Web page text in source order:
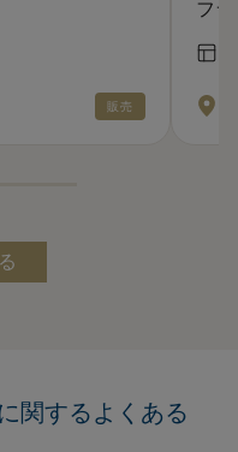
販売
フ
関するよくある